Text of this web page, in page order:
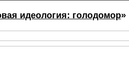
идеология: голодомор»